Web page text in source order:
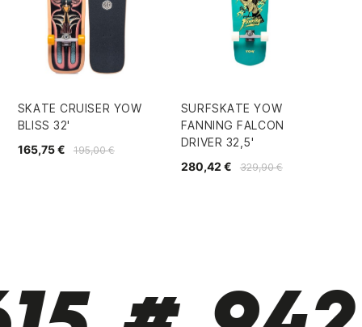
SKATE CRUISER YOW
BLISS 32'
195,00 €
165,75 €
SURFSKATE YOW
FANNING FALCON
DRIVER 32,5'
329,90 €
280,42 €